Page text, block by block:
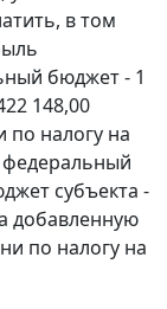
в том
бюджет - 1
148,00
по налогу на
субъекта -
добавленную
по налогу на